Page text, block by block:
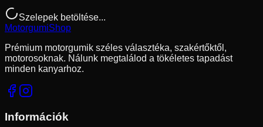
Szelepek betöltése...
MotorgumiShop
Prémium motorgumik széles választéka, szakértőktől,
motorosoknak. Nálunk megtalálod a tökéletes tapadást
minden kanyarhoz.
Információk